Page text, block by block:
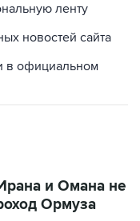
ленту
новостей сайта
в официальном
и Омана не
Ормуза